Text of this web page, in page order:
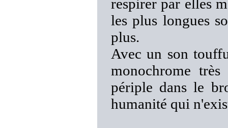
respirer par elles
les plus longues
plus.
Avec un son
monochrome
périple dans le
humanité qui